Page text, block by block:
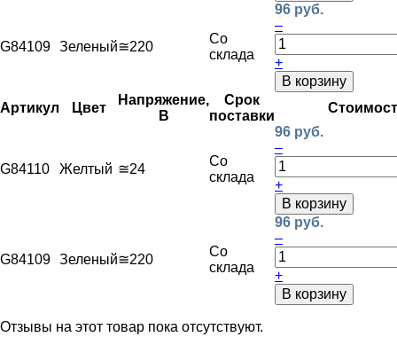
G84109 Зеленый≅220
Со
склада
96 руб.
–
+
В корзину
Артикул
Цвет
Напряжение,
В
Срок
поставки
G84110 Желтый ≅24
Со
склада
96 руб.
–
+
В корзину
G84109 Зеленый≅220
Со
склада
96 руб.
–
+
В корзину
Отзывы на этот товар пока отсутствуют.